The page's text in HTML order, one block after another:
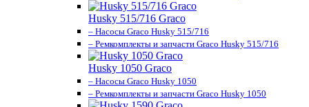
Husky 515/716 Graco
– Насосы Graco Husky 515/716
– Ремкомплекты и запчасти Graco Husky 515/716
Husky 1050 Graco
– Насосы Graco Husky 1050
– Ремкомплекты и запчасти Graco Husky 1050